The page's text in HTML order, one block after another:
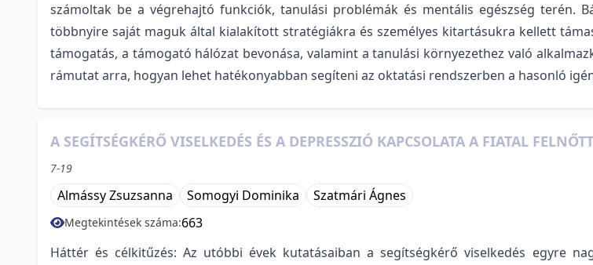
számoltak be a végrehajtó funkciók, tanulási problémák és mentális egészség terén.
többnyire saját maguk által kialakított stratégiákra és személyes kitartásukra kellett
támogatás, a támogató hálózat bevonása, valamint a tanulási környezethez való
rámutat arra, hogyan lehet hatékonyabban segíteni az oktatási rendszerben a hasonló
A SEGÍTSÉGKÉRŐ VISELKEDÉS ÉS A DEPRESSZIÓ KAPCSOLATA A FIATAL
7-19
Almássy Zsuzsanna Somogyi Dominika Szatmári Ágnes
Megtekintések száma:663
Háttér és célkitűzés: Az utóbbi évek kutatásaiban a segítségkérő viselkedés egyre